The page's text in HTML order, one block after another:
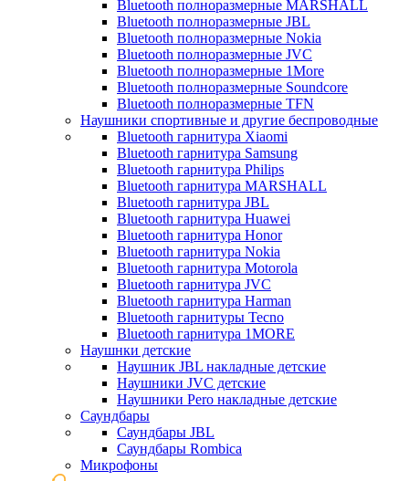
Bluetooth полноразмерные MARSHALL
Bluetooth полноразмерные JBL
Bluetooth полноразмерные Nokia
Bluetooth полноразмерные JVC
Bluetooth полноразмерные 1More
Bluetooth полноразмерные Soundcore
Bluetooth полноразмерные TFN
Наушники спортивные и другие беспроводные
Bluetooth гарнитура Xiaomi
Bluetooth гарнитура Samsung
Bluetooth гарнитура Philips
Bluetooth гарнитура MARSHALL
Bluetooth гарнитура JBL
Bluetooth гарнитура Huawei
Bluetooth гарнитура Honor
Bluetooth гарнитура Nokia
Bluetooth гарнитура Motorola
Bluetooth гарнитура JVC
Bluetooth гарнитура Harman
Bluetooth гарнитуры Tecno
Bluetooth гарнитура 1MORE
Наушнки детские
Наушник JBL накладные детские
Наушники JVC детские
Наушники Pero накладные детские
Саундбары
Саундбары JBL
Саундбары Rombica
Микрофоны